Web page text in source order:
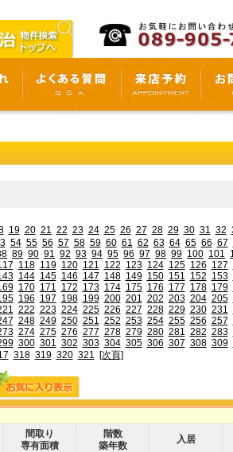
19 20 21 22 23 24 25 26 27 28 29 30 31 32
54 55 56 57 58 59 60 61 62 63 64 65 66 67
89 90 91 92 93 94 95 96 97 98 99 100 101
118 119 120 121 122 123 124 125 126 127
144 145 146 147 148 149 150 151 152 153
170 171 172 173 174 175 176 177 178 179
196 197 198 199 200 201 202 203 204 205
222 223 224 225 226 227 228 229 230 231
248 249 250 251 252 253 254 255 256 257
274 275 276 277 278 279 280 281 282 283
300 301 302 303 304 305 306 307 308 309
318 319 320 321 [次頁]
間取り
専有面積
階数
築年数
入居